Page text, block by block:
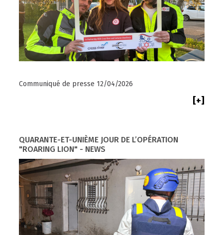
Communiqué de presse 12/04/2026
[+]
QUARANTE-ET-UNIÈME JOUR DE L’OPÉRATION
"ROARING LION" - NEWS